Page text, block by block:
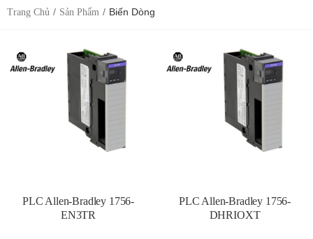
Trang Chủ Sản Phẩm Biến Dòng
PLC Allen-Bradley 1756-
EN3TR
PLC Allen-Bradley 1756-
DHRIOXT